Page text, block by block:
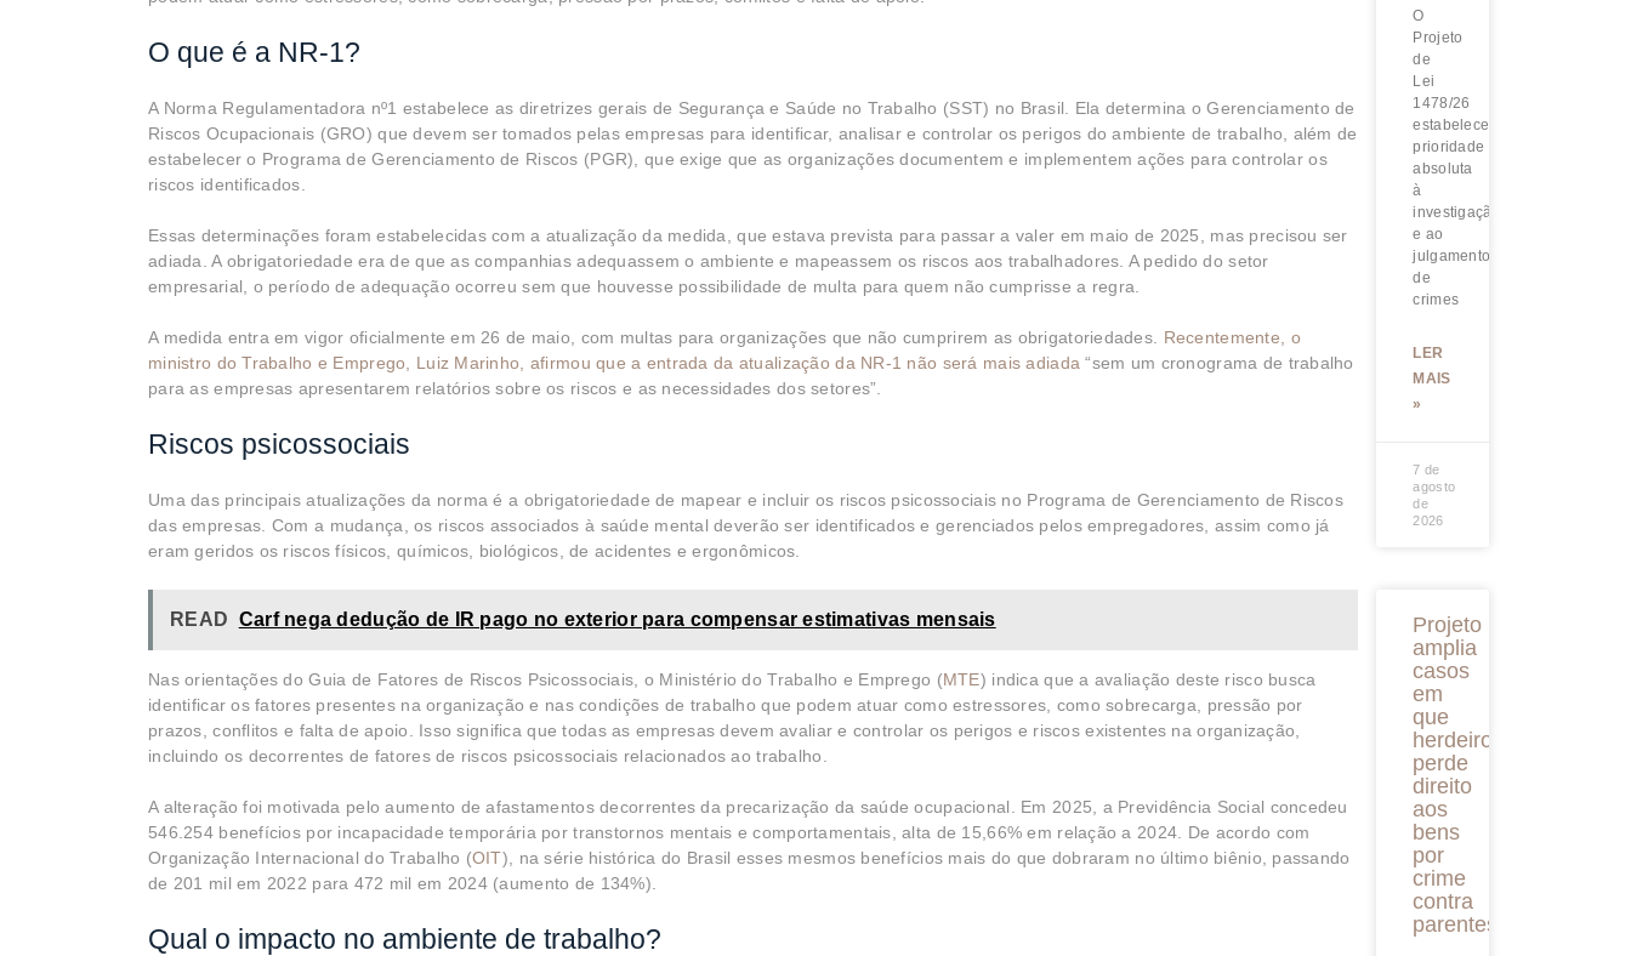
O que é a NR-1?
A Norma Regulamentadora nº1 estabelece as diretrizes gerais de Segurança e Saúde no Trabalho (SST) no Brasil. Ela determina o Gerenciamento de
Riscos Ocupacionais (GRO) que devem ser tomados pelas empresas para identificar, analisar e controlar os perigos do ambiente de trabalho, além de
estabelecer o Programa de Gerenciamento de Riscos (PGR), que exige que as organizações documentem e implementem ações para controlar os
riscos identificados.
Essas determinações foram estabelecidas com a atualização da medida, que estava prevista para passar a valer em maio de 2025, mas precisou ser
adiada. A obrigatoriedade era de que as companhias adequassem o ambiente e mapeassem os riscos aos trabalhadores. A pedido do setor
empresarial, o período de adequação ocorreu sem que houvesse possibilidade de multa para quem não cumprisse a regra.
A medida entra em vigor oficialmente em 26 de maio, com multas para organizações que não cumprirem as obrigatoriedades. Recentemente, o
ministro do Trabalho e Emprego, Luiz Marinho, afirmou que a entrada da atualização da NR-1 não será mais adiada “sem um cronograma de trabalho
para as empresas apresentarem relatórios sobre os riscos e as necessidades dos setores”.
Riscos psicossociais
Uma das principais atualizações da norma é a obrigatoriedade de mapear e incluir os riscos psicossociais no Programa de Gerenciamento de Riscos
das empresas. Com a mudança, os riscos associados à saúde mental deverão ser identificados e gerenciados pelos empregadores, assim como já
eram geridos os riscos físicos, químicos, biológicos, de acidentes e ergonômicos.
READ Carf nega dedução de IR pago no exterior para compensar estimativas mensais
Nas orientações do Guia de Fatores de Riscos Psicossociais, o Ministério do Trabalho e Emprego (MTE) indica que a avaliação deste risco busca
identificar os fatores presentes na organização e nas condições de trabalho que podem atuar como estressores, como sobrecarga, pressão por
prazos, conflitos e falta de apoio. Isso significa que todas as empresas devem avaliar e controlar os perigos e riscos existentes na organização,
incluindo os decorrentes de fatores de riscos psicossociais relacionados ao trabalho.
A alteração foi motivada pelo aumento de afastamentos decorrentes da precarização da saúde ocupacional. Em 2025, a Previdência Social concedeu
546.254 benefícios por incapacidade temporária por transtornos mentais e comportamentais, alta de 15,66% em relação a 2024. De acordo com
Organização Internacional do Trabalho (OIT), na série histórica do Brasil esses mesmos benefícios mais do que dobraram no último biênio, passando
de 201 mil em 2022 para 472 mil em 2024 (aumento de 134%).
Qual o impacto no ambiente de trabalho?
O
Projeto
de
Lei
1478/26
estabelece
prioridade
absoluta
à
investigação
e ao
julgamento
de
crimes
LER
MAIS
»
7 de
agosto
de
2026
Projeto
amplia
casos
em
que
herdeiro
perde
direito
aos
bens
por
crime
contra
parentes